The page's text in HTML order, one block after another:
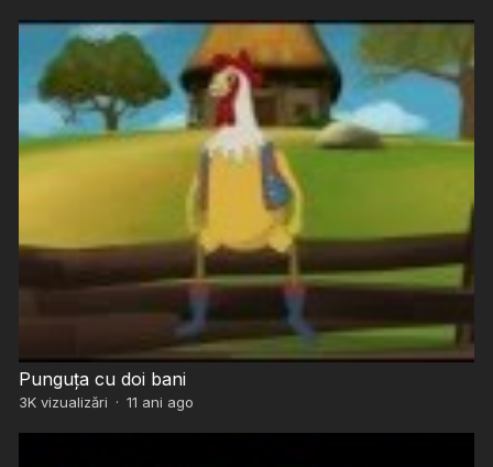
Punguța cu doi bani
3Kvizualizări · 11 ani ago